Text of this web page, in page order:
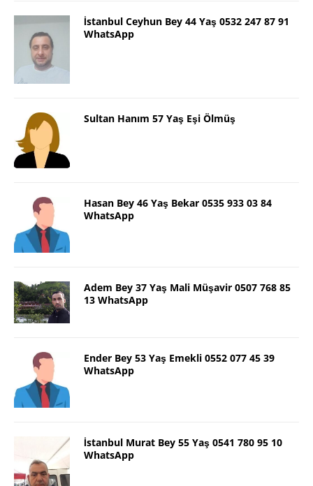
İstanbul Ceyhun Bey 44 Yaş 0532 247 87 91
WhatsApp
Sultan Hanım 57 Yaş Eşi Ölmüş
Hasan Bey 46 Yaş Bekar 0535 933 03 84
WhatsApp
Adem Bey 37 Yaş Mali Müşavir 0507 768 85
13 WhatsApp
Ender Bey 53 Yaş Emekli 0552 077 45 39
WhatsApp
İstanbul Murat Bey 55 Yaş 0541 780 95 10
WhatsApp